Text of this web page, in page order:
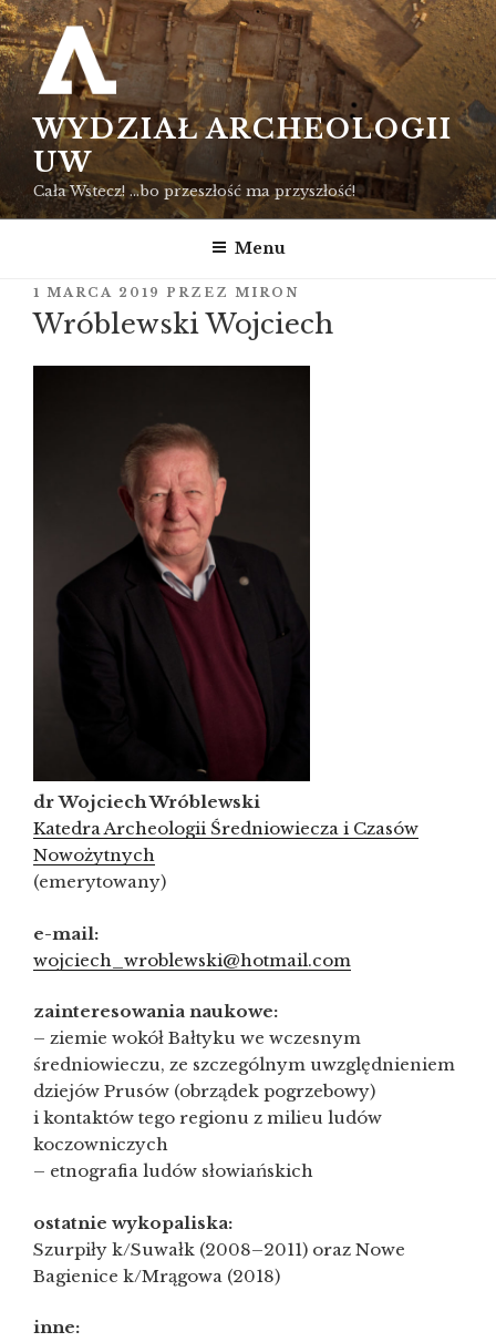
Przejdź
do
treści
WYDZIAŁ ARCHEOLOGII
UW
Cała Wstecz! …bo przeszłość ma przyszłość!
Menu
OPUBLIKOWANE
W
1 MARCA 2019 PRZEZ MIRON
Wróblewski Wojciech
dr Wojciech Wróblewski
Katedra Archeologii Średniowiecza i Czasów
Nowożytnych
(emerytowany)
e-mail:
wojciech_wroblewski@hotmail.com
zainteresowania naukowe:
– ziemie wokół Bałtyku we wczesnym
średniowieczu, ze szczególnym uwzględnieniem
dziejów Prusów (obrządek pogrzebowy)
i kontaktów tego regionu z milieu ludów
koczowniczych
– etnografia ludów słowiańskich
ostatnie wykopaliska:
Szurpiły k/Suwałk (2008–2011) oraz Nowe
Bagienice k/Mrągowa (2018)
inne: